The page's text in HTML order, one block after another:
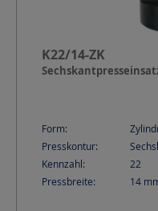
K22/14-ZK
Form:
Presskontur:
Kennzahl:
22
Pressbreite:
14